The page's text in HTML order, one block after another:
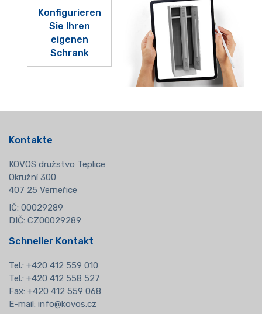
Konfigurieren
Sie Ihren
eigenen
Schrank
Kontakte
KOVOS družstvo Teplice
Okružní 300
407 25 Verneřice
IČ: 00029289
DIČ: CZ00029289
Schneller Kontakt
Tel.: +420 412 559 010
Tel.: +420 412 558 527
Fax: +420 412 559 068
E-mail: info@kovos.cz